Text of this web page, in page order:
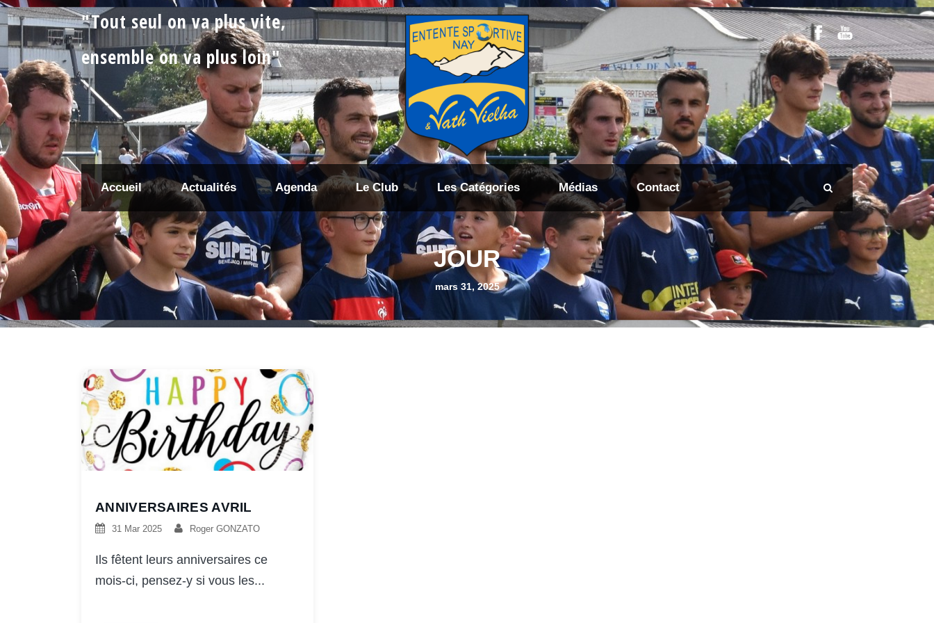
"Tout seul on va plus vite,
ensemble on va plus loin"
Accueil Actualités Agenda Le Club Les Catégories Médias Contact
JOUR
mars 31, 2025
ANNIVERSAIRES AVRIL
31 Mar 2025 Roger GONZATO
Ils fêtent leurs anniversaires ce
mois-ci, pensez-y si vous les...